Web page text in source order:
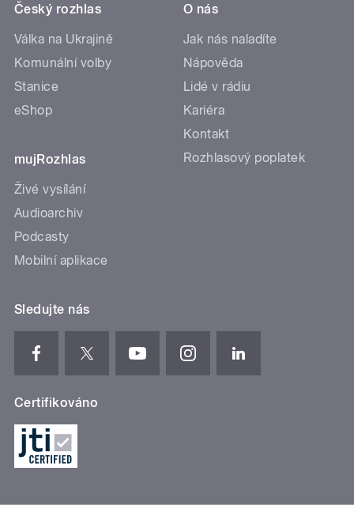
Český rozhlas
Válka na Ukrajině
Komunální volby
Stanice
eShop
mujRozhlas
Živé vysílání
Audioarchiv
Podcasty
Mobilní aplikace
O nás
Jak nás naladíte
Nápověda
Lidé v rádiu
Kariéra
Kontakt
Rozhlasový poplatek
Sledujte nás
Certifikováno